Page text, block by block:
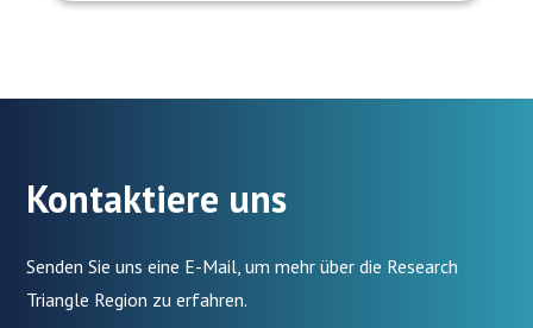
Kontaktiere uns
Senden Sie uns eine E-Mail, um mehr über die Research
Triangle Region zu erfahren.